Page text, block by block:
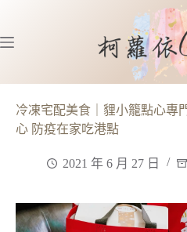
主
內
冷凍宅配美食｜貍小籠點心專
心 防疫在家吃港點
2021 年 6 月 27 日